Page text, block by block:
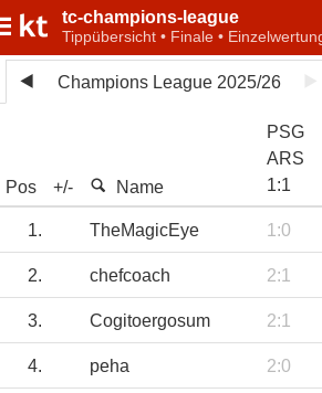
tc-champions-league
Tippübersicht • Finale •
Champions League 2025/26
Pos +/- Name
PSG
ARS
1:1
1. TheMagicEye 1:0
2. chefcoach 2:1
3. Cogitoergosum 2:1
4. peha 2:0